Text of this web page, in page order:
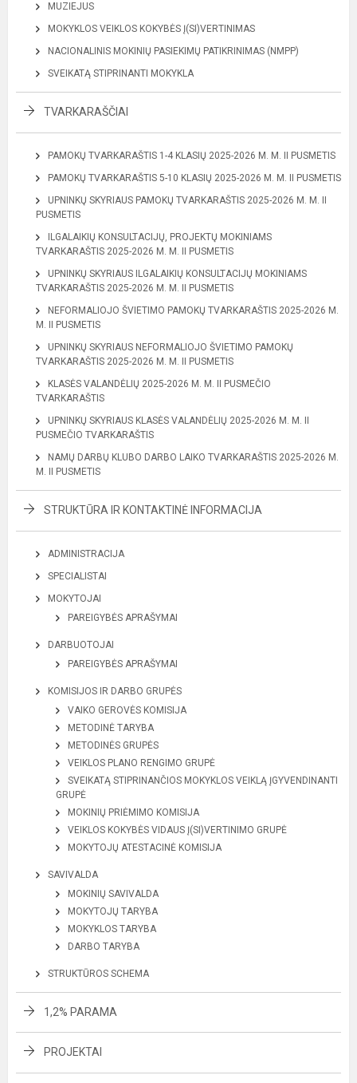
MUZIEJUS
MOKYKLOS VEIKLOS KOKYBĖS Į(SI)VERTINIMAS
NACIONALINIS MOKINIŲ PASIEKIMŲ PATIKRINIMAS (NMPP)
SVEIKATĄ STIPRINANTI MOKYKLA
TVARKARAŠČIAI
PAMOKŲ TVARKARAŠTIS 1-4 KLASIŲ 2025-2026 M. M. II PUSMETIS
PAMOKŲ TVARKARAŠTIS 5-10 KLASIŲ 2025-2026 M. M. II PUSMETIS
UPNINKŲ SKYRIAUS PAMOKŲ TVARKARAŠTIS 2025-2026 M. M. II
PUSMETIS
ILGALAIKIŲ KONSULTACIJŲ, PROJEKTŲ MOKINIAMS
TVARKARAŠTIS 2025-2026 M. M. II PUSMETIS
UPNINKŲ SKYRIAUS ILGALAIKIŲ KONSULTACIJŲ MOKINIAMS
TVARKARAŠTIS 2025-2026 M. M. II PUSMETIS
NEFORMALIOJO ŠVIETIMO PAMOKŲ TVARKARAŠTIS 2025-2026 M.
M. II PUSMETIS
UPNINKŲ SKYRIAUS NEFORMALIOJO ŠVIETIMO PAMOKŲ
TVARKARAŠTIS 2025-2026 M. M. II PUSMETIS
KLASĖS VALANDĖLIŲ 2025-2026 M. M. II PUSMEČIO
TVARKARAŠTIS
UPNINKŲ SKYRIAUS KLASĖS VALANDĖLIŲ 2025-2026 M. M. II
PUSMEČIO TVARKARAŠTIS
NAMŲ DARBŲ KLUBO DARBO LAIKO TVARKARAŠTIS 2025-2026 M.
M. II PUSMETIS
STRUKTŪRA IR KONTAKTINĖ INFORMACIJA
ADMINISTRACIJA
SPECIALISTAI
MOKYTOJAI
PAREIGYBĖS APRAŠYMAI
DARBUOTOJAI
PAREIGYBĖS APRAŠYMAI
KOMISIJOS IR DARBO GRUPĖS
VAIKO GEROVĖS KOMISIJA
METODINĖ TARYBA
METODINĖS GRUPĖS
VEIKLOS PLANO RENGIMO GRUPĖ
SVEIKATĄ STIPRINANČIOS MOKYKLOS VEIKLĄ ĮGYVENDINANTI
GRUPĖ
MOKINIŲ PRIĖMIMO KOMISIJA
VEIKLOS KOKYBĖS VIDAUS Į(SI)VERTINIMO GRUPĖ
MOKYTOJŲ ATESTACINĖ KOMISIJA
SAVIVALDA
MOKINIŲ SAVIVALDA
MOKYTOJŲ TARYBA
MOKYKLOS TARYBA
DARBO TARYBA
STRUKTŪROS SCHEMA
1,2% PARAMA
PROJEKTAI